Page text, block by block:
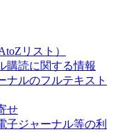
リスト）
購読に関する情報
ナルのフルテキスト
せ
子ジャーナル等の利